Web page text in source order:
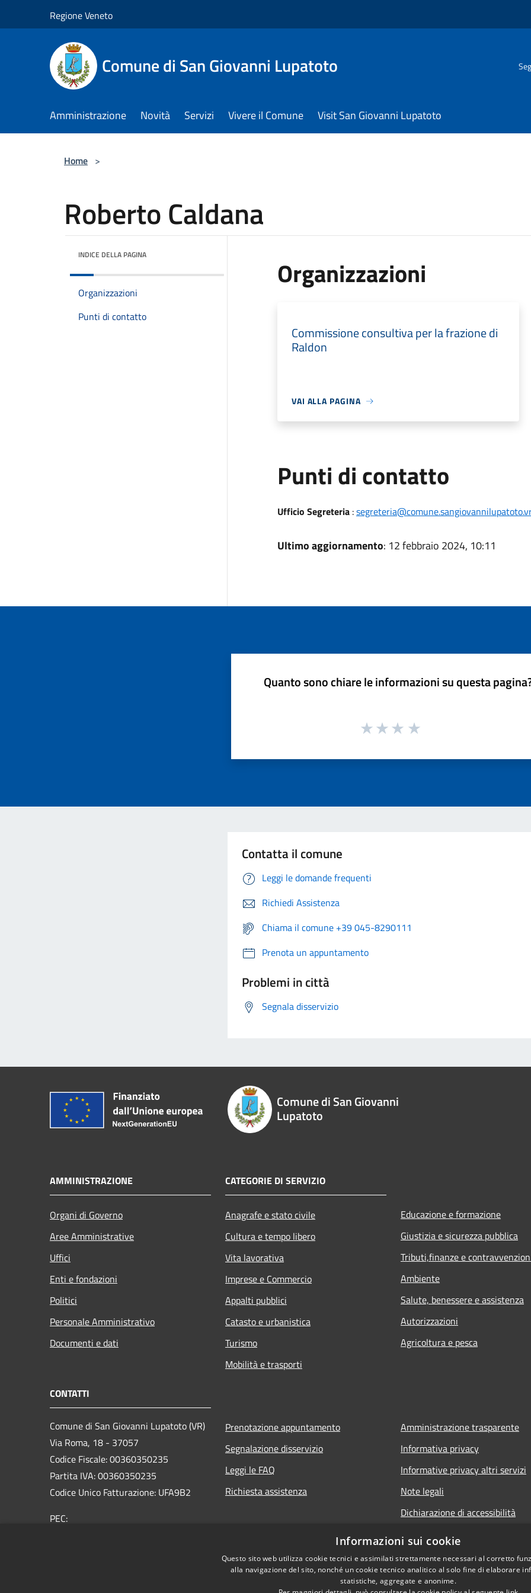
Regione Veneto
Comune di San Giovanni Lupatoto
Amministrazione Novità Servizi Vivere il Comune Visit San Giovanni Lupatoto
Home >
Roberto Caldana
INDICE DELLA PAGINA
Organizzazioni
Punti di contatto
Organizzazioni
Commissione consultiva per la frazione di
Raldon
VAI ALLA PAGINA
Punti di contatto
Ufficio Segreteria:
Ultimo aggiornamento: 12 febbraio 2024, 10:11
Quanto sono chiare le informazioni su questa
Contatta il comune
Leggi le domande frequenti
Richiedi Assistenza
Chiama il comune +39 045-8290111
Prenota un appuntamento
Problemi in città
Segnala disservizio
Comune di San Giovanni
Lupatoto
AMMINISTRAZIONE
Organi di Governo
Aree Amministrative
Uffici
Enti e fondazioni
Politici
Personale Amministrativo
Documenti e dati
CATEGORIE DI SERVIZIO
Anagrafe e stato civile
Cultura e tempo libero
Vita lavorativa
Imprese e Commercio
Appalti pubblici
Catasto e urbanistica
Turismo
Mobilità e trasporti
Educazione e formazione
Giustizia e sicurezza pubblica
Tributi,finanze e
Ambiente
Salute, benessere e assistenza
Autorizzazioni
Agricoltura e pesca
CONTATTI
Comune di San Giovanni Lupatoto (VR)
Via Roma, 18 - 37057
Codice Fiscale: 00360350235
Partita IVA: 00360350235
Codice Unico Fatturazione: UFA9B2
PEC:
Prenotazione appuntamento
Segnalazione disservizio
Leggi le FAQ
Richiesta assistenza
Amministrazione trasparente
Informativa privacy
Informative privacy altri servizi
Note legali
Dichiarazione di accessibilità
Informazioni sui cookie
Questo sito web utilizza cookie tecnici e assimilati strettamente necessari al corretto
alla navigazione del sito, nonché un cookie tecnico analitico al solo fine di elaborare
statistiche, aggregate e anonime.